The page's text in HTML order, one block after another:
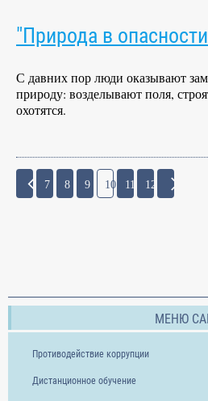
"Природа в
С давних пор люди оказывают
природу: возделывают поля,
охотятся.
7 8 9 10 11 12
МЕНЮ
Противодействие коррупции
Дистанционное обучение